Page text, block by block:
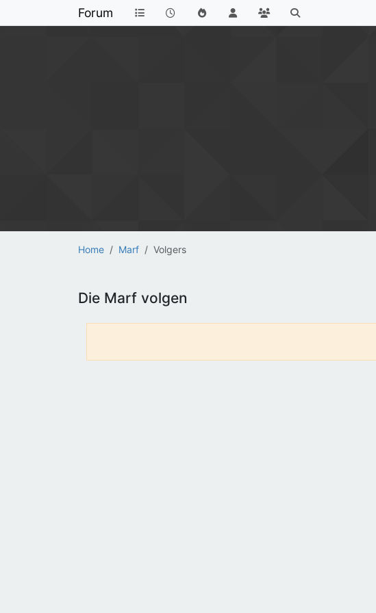
Forum
Home Marf Volgers
Die Marf volgen